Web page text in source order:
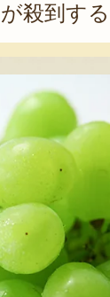
殺到す
門家集団
樹に情
発信し
樹栽培